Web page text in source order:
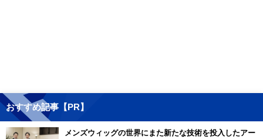
おすすめ記事【PR】
メンズウィッグの世界にまた新たな技術を投入したアー